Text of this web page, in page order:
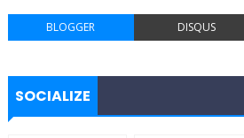
BLOGGER DISQUS
SOCIALIZE